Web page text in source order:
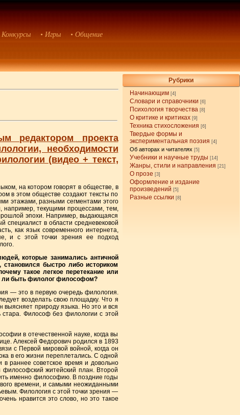
Конкурсы • Игры • Общение
Рубрики
Начинающим [4]
Словари и справочники [6]
Психология творчества [8]
О критике и критиках [9]
Техника стихосложения [6]
Твердые формы и
экспериментальная поэзия [4]
Об авторах и читателях [5]
Учебники и научные труды [14]
Жанры, стили и направления [21]
О прозе [3]
Оформление и издание
произведений [5]
Разные ссылки [8]
редактором проекта
необходимости
(видео + текст,
на котором говорят в обществе, в
в этом обществе создают тексты по
этажами, разными сегментами этого
текущими процессами, тем,
эпохи. Например, выдающаяся
специалист в области средневековой
как язык современного интернета,
и с этой точки зрения ее подход
которые занимались античной
становился быстро либо историком
такое легкое перетекание или
ли быть филолог философом?
— это в первую очередь филология.
возделать свою площадку. Что я
природу языка. Но это и вся
стара. Философ без филологии с этой
в отечественной науке, когда вы
Алексей Федорович родился в 1893
с Первой мировой войной, когда он
в его жизни переплетались. С одной
раннее советское время и довольно
житейский план. Второй
именно философию. В поздние годы
времени, и самыми неожиданными
Филология с этой точки зрения —
нравится это слово, но это такое